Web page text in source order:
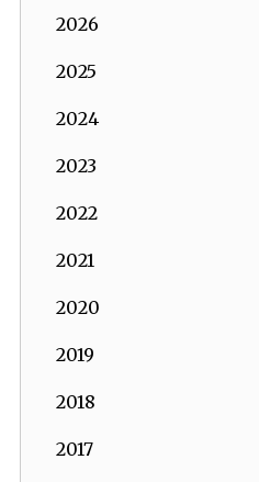
2026
2025
2024
2023
2022
2021
2020
2019
2018
2017